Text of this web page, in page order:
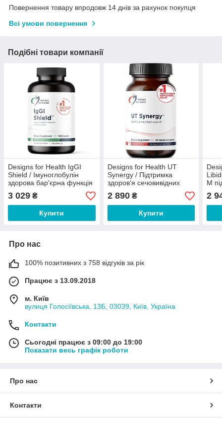
Повернення товару впродовж 14 днів за рахунок покупця
Всі умови повернення
Подібні товари компанії
Designs for Health IgGI
Shield / Імуноглобулін
здорова бар'єрна функція
кишківника 120 капсул
3 029 ₴
Купити
Designs for Health UT
Synergy / Підтримка
здоров'я сечовивідних
шляхів і нирок 60 капсул
2 890₴
Купити
М
2
Про нас
100% позитивних з 758 відгуків за рік
Працює з 13.09.2018
м. Київ
вулиця Голосіївська, 13Б, 03039, Київ, Україна
Контакти
Сьогодні працює з 09:00 до 19:00
Показати весь графік роботи
Про нас
Контакти